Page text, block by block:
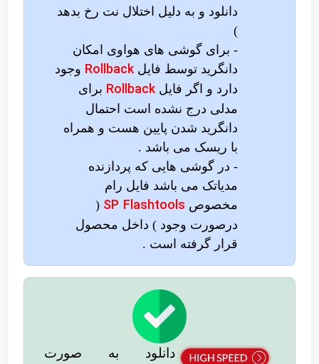
دانلود و به دلیل اختلال نت رخ بدهد
)
- برای گوشی های هواوی امکان
دانگرید توسط فایلRollback وجود
دارد و اگر فایلRollback برای
مدلی درج نشده است احتمال
دانگرید شدن پایین هست و همراه
با ریسک می باشد .
- در گوشی هایی که پردازنده
مدیاتک می باشد فایل رام
مخصوص SP Flashtools
(
درصورت وجود ) داخل محصول
قرار گرفته است .
دانلود به صورت